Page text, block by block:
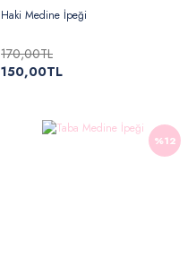
Haki Medine İpeği
170,00TL
150,00TL
%12